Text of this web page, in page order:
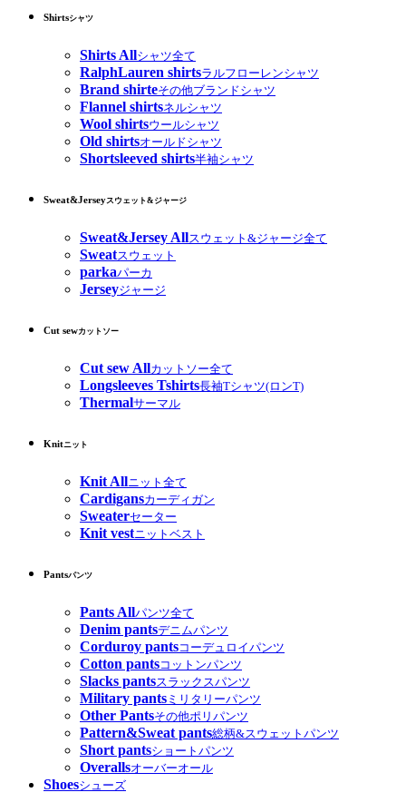
Shirtsシャツ
Shirts Allシャツ全て
RalphLauren shirtsラルフローレンシャツ
Brand shirteその他ブランドシャツ
Flannel shirtsネルシャツ
Wool shirtsウールシャツ
Old shirtsオールドシャツ
Shortsleeved shirts半袖シャツ
Sweat&Jerseyスウェット&ジャージ
Sweat&Jersey Allスウェット&ジャージ全て
Sweatスウェット
parkaパーカ
Jerseyジャージ
Cut sewカットソー
Cut sew Allカットソー全て
Longsleeves Tshirts長袖Tシャツ(ロンT)
Thermalサーマル
Knitニット
Knit Allニット全て
Cardigansカーディガン
Sweaterセーター
Knit vestニットベスト
Pantsパンツ
Pants Allパンツ全て
Denim pantsデニムパンツ
Corduroy pantsコーデュロイパンツ
Cotton pantsコットンパンツ
Slacks pantsスラックスパンツ
Military pants ミリタリーパンツ
Other Pantsその他ポリパンツ
Pattern&Sweat pants総柄&スウェットパンツ
Short pantsショートパンツ
Overallsオーバーオール
Shoesシューズ